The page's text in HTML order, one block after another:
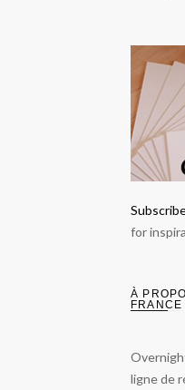
for
À
FRANCE
ligne de